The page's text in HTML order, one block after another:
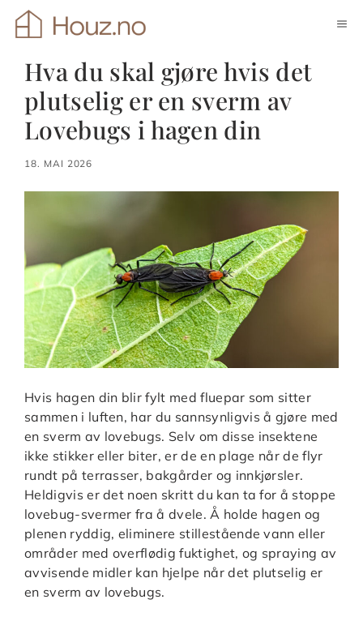
Hopp
Hva du skal gjøre hvis det
plutselig er en sverm av
Lovebugs i hagen din
18. MAI 2026
Hvis hagen din blir fylt med fluepar som sitter
sammen i luften, har du sannsynligvis å gjøre med
en sverm av lovebugs. Selv om disse insektene
ikke stikker eller biter, er de en plage når de flyr
rundt på terrasser, bakgårder og innkjørsler.
Heldigvis er det noen skritt du kan ta for å stoppe
lovebug-svermer fra å dvele. Å holde hagen og
plenen ryddig, eliminere stillestående vann eller
områder med overflødig fuktighet, og spraying av
avvisende midler kan hjelpe når det plutselig er
en sverm av lovebugs.